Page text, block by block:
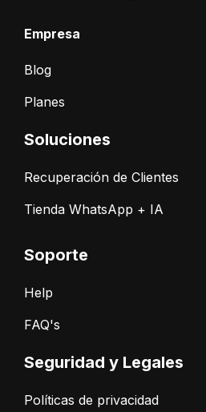
Empresa
Blog
Planes
Soluciones
Recuperación de Clientes
Tienda WhatsApp + IA
Soporte
Help
FAQ's
Seguridad y Legales
Políticas de privacidad